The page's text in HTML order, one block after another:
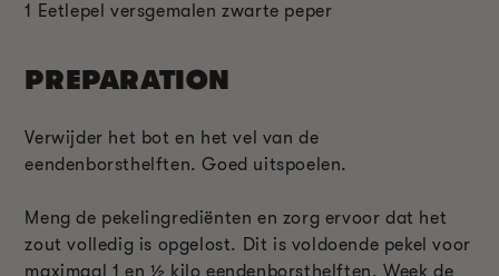
1 Eetlepel versgemalen zwarte peper
PREPARATION
Verwijder het bot en het vel van de
eendenborsthelften. Goed uitspoelen.
Meng de pekelingrediënten en zorg ervoor dat het
zout volledig is opgelost. Dit is voldoende pekel voor
maximaal 1 en ½ kilo eendenborsthelften. Week de